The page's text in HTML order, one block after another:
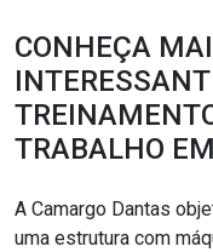
CONHEÇA
TRABALHO
A Camargo Dantas
uma estrutura com